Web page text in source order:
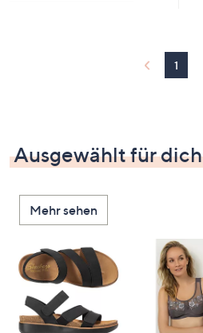
1
Ausgewählt für dich
Mehr sehen